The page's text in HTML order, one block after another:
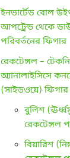
ইনভার্টেড বোল
আপট্রেন্ড থেকে
পরিবর্তনের ফিগার
রেকটেঙ্গল –
অ্যানালাইসিসে
(সাইডওয়ে) ফিগার
বুলিশ
রেকটেঙ্গল
বিয়ারিশ